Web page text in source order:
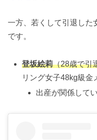
一方、若くして引退した
です。
登坂絵莉（28歳で引
リング女子48kg級金
出産が関係して